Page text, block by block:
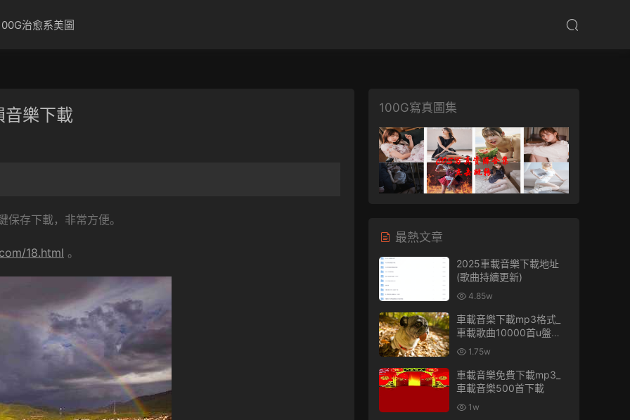
治愈系美圖
音樂下載
存下載，非常方便。
18.html 。
100G寫真圖集
最熱文章
2025車載音樂下載地址
(歌曲持續更新)
4.85w
車載音樂下載mp3格式_
車載歌曲10000首u盤免
費 1.75w
車載音樂免費下載mp3_
車載音樂500首下載
1w